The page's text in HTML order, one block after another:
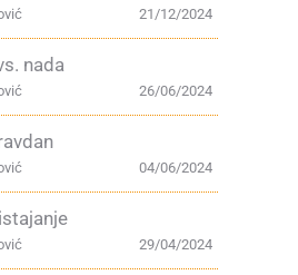
21/12/2024
nada
26/06/2024
04/06/2024
29/04/2024